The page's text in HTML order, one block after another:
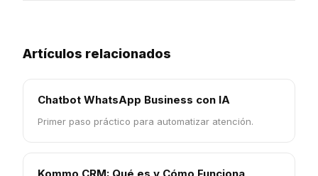
Artículos relacionados
Chatbot WhatsApp Business con IA
Primer paso práctico para automatizar atención.